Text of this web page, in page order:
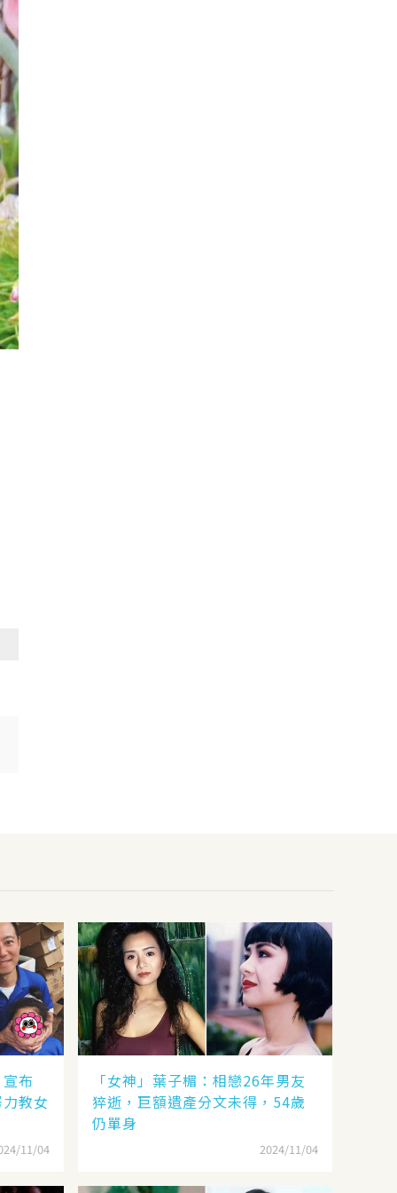
布
教女
11/04
「女神」葉子楣：相戀26年男友
猝逝，巨額遺產分文未得，54歲
仍單身
2024/11/04